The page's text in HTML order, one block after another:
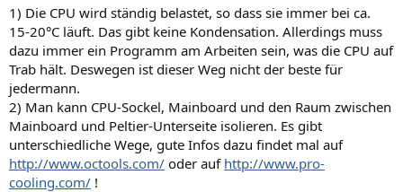
1) Die CPU wird ständig belastet, so dass sie immer bei ca.
15-20°C läuft. Das gibt keine Kondensation. Allerdings muss
dazu immer ein Programm am Arbeiten sein, was die CPU auf
Trab hält. Deswegen ist dieser Weg nicht der beste für
jedermann.
2) Man kann CPU-Sockel, Mainboard und den Raum zwischen
Mainboard und Peltier-Unterseite isolieren. Es gibt
unterschiedliche Wege, gute Infos dazu findet mal auf
http://www.octools.com/ oder auf http://www.pro-
cooling.com/ !